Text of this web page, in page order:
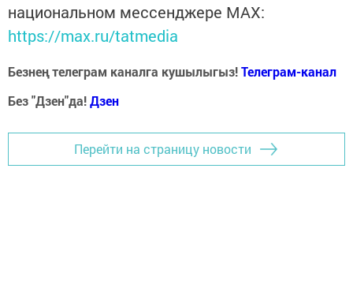
национальном мессенджере MАХ:
https://max.ru/tatmedia
Безнең телеграм каналга кушылыгыз!Телеграм-канал
Без "Дзен"да!Дзен
Перейти на страницу новости